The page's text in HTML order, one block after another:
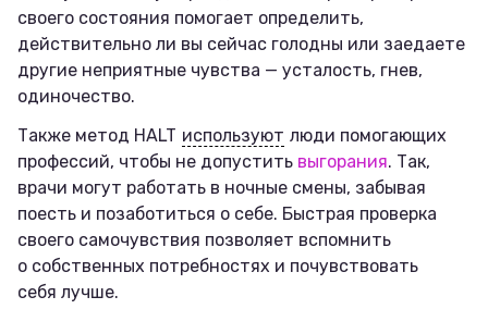
своего состояния помогает определить,
действительно ли вы сейчас голодны или заедаете
другие неприятные чувства — усталость, гнев,
одиночество.
Также метод HALT используют люди помогающих
профессий, чтобы не допустить выгорания. Так,
врачи могут работать в ночные смены, забывая
поесть и позаботиться о себе. Быстрая проверка
своего самочувствия позволяет вспомнить
о собственных потребностях и почувствовать
себя лучше.